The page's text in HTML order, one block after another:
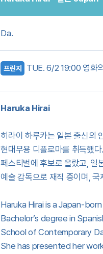
Da.
프린지 TUE. 6/2 19:00 영화
Haruka Hirai
히라이 하루카는 일본 출신의
현대무용 디플로마를 취득했
페스티벌에 후보로 올랐고, 일
예술 감독으로 재직 중이며,
Haruka Hirai is a Japan-
Bachelor’s degree in
School of Contemporary
She has presented her